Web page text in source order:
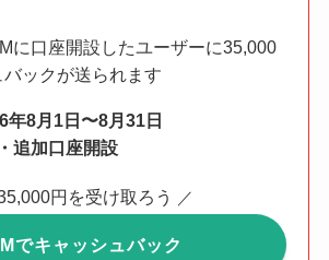
に口座開設したユーザーに35,000
ックが送られます
年8月1日〜8月31日
追加口座開設
円を受け取ろう ／
でキャッシュバック